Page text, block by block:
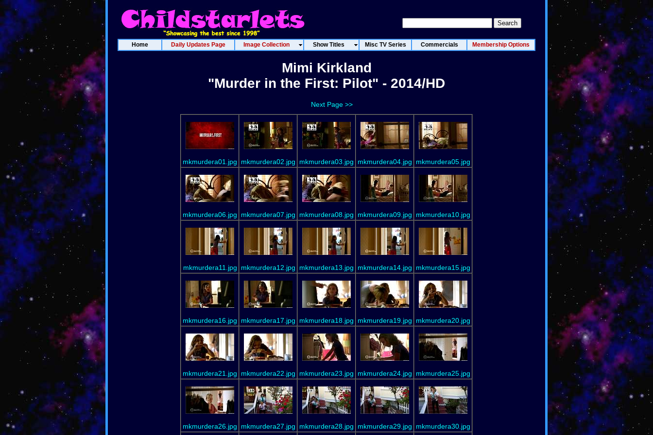
Home Daily Updates Page Image Collection Show Titles Misc TV Series Commercials Membership Options
Mimi Kirkland
"Murder in the First: Pilot" - 2014/HD
Next Page >>
mkmurdera01.jpg mkmurdera02.jpg mkmurdera03.jpg mkmurdera04.jpg mkmurdera05.jpg
mkmurdera06.jpg mkmurdera07.jpg mkmurdera08.jpg mkmurdera09.jpg mkmurdera10.jpg
mkmurdera11.jpg mkmurdera12.jpg mkmurdera13.jpg mkmurdera14.jpg mkmurdera15.jpg
mkmurdera16.jpg mkmurdera17.jpg mkmurdera18.jpg mkmurdera19.jpg mkmurdera20.jpg
mkmurdera21.jpg mkmurdera22.jpg mkmurdera23.jpg mkmurdera24.jpg mkmurdera25.jpg
mkmurdera26.jpg mkmurdera27.jpg mkmurdera28.jpg mkmurdera29.jpg mkmurdera30.jpg